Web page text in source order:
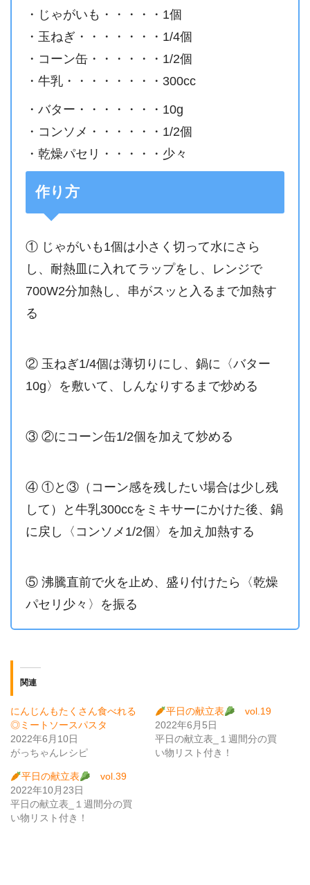
・じゃがいも・・・・・1個
・玉ねぎ・・・・・・・1/4個
・コーン缶・・・・・・1/2個
・牛乳・・・・・・・・300cc
・バター・・・・・・・10g
・コンソメ・・・・・・1/2個
・乾燥パセリ・・・・・少々
作り方
① じゃがいも1個は小さく切って水にさら
し、耐熱皿に入れてラップをし、レンジで
700W2分加熱し、串がスッと入るまで加熱す
る
② 玉ねぎ1/4個は薄切りにし、鍋に〈バター
10g〉を敷いて、しんなりするまで炒める
③ ②にコーン缶1/2個を加えて炒める
④ ①と③（コーン感を残したい場合は少し残
して）と牛乳300ccをミキサーにかけた後、鍋
に戻し〈コンソメ1/2個〉を加え加熱する
⑤ 沸騰直前で火を止め、盛り付けたら〈乾燥
パセリ少々〉を振る
関連
にんじんもたくさん食べれる
◎ミートソースパスタ
2022年6月10日
がっちゃんレシピ
平日の献立表
vol.19
2022年6月5日
平日の献立表_１週間分の買
い物リスト付き！
平日の献立表
vol.39
2022年10月23日
平日の献立表_１週間分の買
い物リスト付き！